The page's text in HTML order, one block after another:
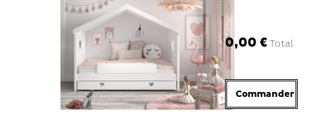
0,00 €Total
Commander